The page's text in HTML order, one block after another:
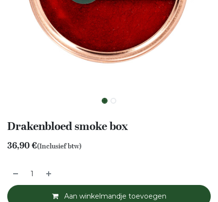
Drakenbloed smoke box
36,90€(Inclusief btw)
Aan winkelmandje toevoegen